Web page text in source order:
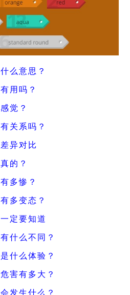
什么意思？
有用吗？
感觉？
有关系吗？
差异对比
真的？
有多惨？
有多变态？
一定要知道
有什么不同？
是什么体验？
危害有多大？
会发生什么？